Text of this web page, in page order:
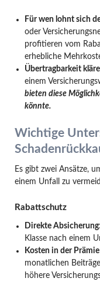
Für wen lohnt sich
oder
profitieren vom
erhebliche
Übertragbarkeit
einem
bieten diese
könnte.
Wichtige
Es gibt zwei Ansätze,
einem Unfall zu
Rabattschutz
Direkte Absicherung
Klasse nach einem
Kosten in der
monatlichen
höhere